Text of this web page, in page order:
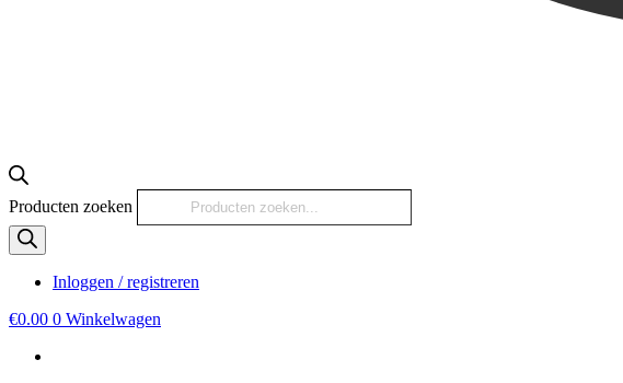
Producten zoeken
Inloggen / registreren
€0.00 0 Winkelwagen